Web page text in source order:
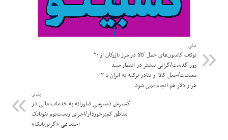
قبلی
توقف کامیون‌های حمل کالا در مرز بازرگان از ۲۰
روز گذشت/گرانی بیشتر در انتظار سبد
معیشت/حمل کالا از بنادر ترکیه به ایران با ۳
هزار دلار هم انجام نمی شود
بعدی
گسترش دسترسی فناورانه به خدمات مالی در
مناطق کم‌برخوردار/اجرای زیست‌بوم نئوبانک
اجتماعی «گرین‌بانک»